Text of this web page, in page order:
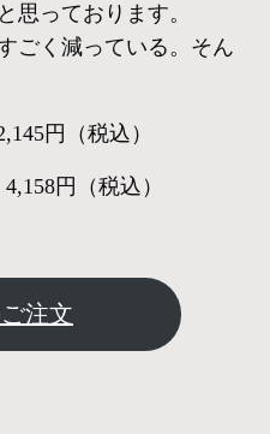
思っております。
ごく減っている。そん
円（税込）
円（税込）
注文